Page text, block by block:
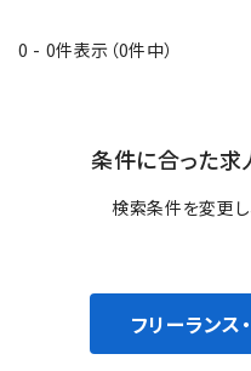
0 - 0件表示（0件中）
条件に合った求
検索条件を変更し
フリーラン